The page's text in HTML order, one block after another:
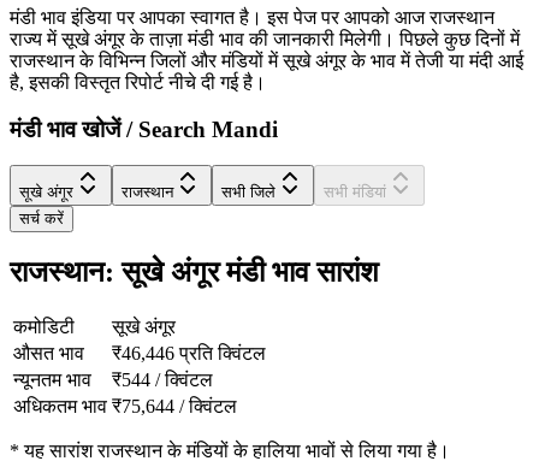
मंडी भाव इंडिया पर आपका स्वागत है। इस पेज पर आपको आज राजस्थान
राज्य में सूखे अंगूर के ताज़ा मंडी भाव की जानकारी मिलेगी। पिछले कुछ दिनों में
राजस्थान के विभिन्न जिलों और मंडियों में सूखे अंगूर के भाव में तेजी या मंदी आई
है, इसकी विस्तृत रिपोर्ट नीचे दी गई है।
मंडी भाव खोजें / Search Mandi
सूखे अंगूर राजस्थान सभी जिले
सभी मंडियां
सर्च करें
राजस्थान: सूखे अंगूर मंडी भाव सारांश
कमोडिटी
सूखे अंगूर
औसत भाव
₹46,446 प्रति क्विंटल
न्यूनतम भाव
₹544 /क्विंटल
अधिकतम भाव ₹75,644 /क्विंटल
*यह सारांश राजस्थान के मंडियों के हालिया भावों से लिया गया है।